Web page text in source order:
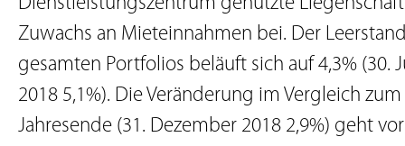
Zuwachs an Mieteinnahmen bei. Der
gesamten Portfolios beläuft sich auf 4,3% (30.
2018 5,1%). Die Veränderung im Vergleich zum
Jahresende (31. Dezember 2018 2,9%) geht vor